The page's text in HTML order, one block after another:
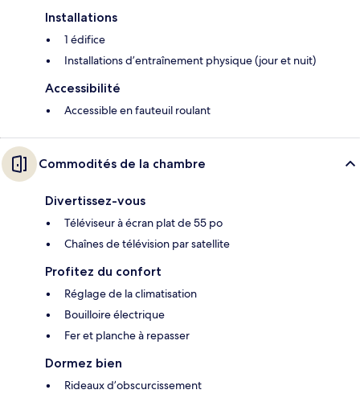
Installations
1 édifice
Installations d’entraînement physique (jour et nuit)
Accessibilité
Accessible en fauteuil roulant
Commodités de la chambre
Divertissez-vous
Téléviseur à écran plat de 55 po
Chaînes de télévision par satellite
Profitez du confort
Réglage de la climatisation
Bouilloire électrique
Fer et planche à repasser
Dormez bien
Rideaux d’obscurcissement